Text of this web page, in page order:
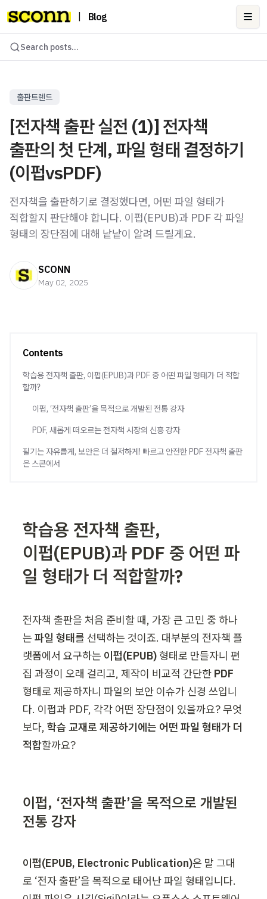
Blog
Search posts...
출판트렌드
[전자책 출판 실전 (1)] 전자책
출판의 첫 단계, 파일 형태 결정하기
(이펍vsPDF)
전자책을 출판하기로 결정했다면, 어떤 파일 형태가
적합할지 판단해야 합니다. 이펍(EPUB)과 PDF 각 파일
형태의 장단점에 대해 낱낱이 알려 드릴게요.
SCONN
May 02, 2025
Contents
학습용 전자책 출판, 이펍(EPUB)과 PDF 중 어떤 파일 형태가 더 적합
할까?
이펍, ‘전자책 출판’을 목적으로 개발된 전통 강자
PDF, 새롭게 떠오르는 전자책 시장의 신흥 강자
필기는 자유롭게, 보안은 더 철저하게! 빠르고 안전한 PDF 전자책 출판
은 스콘에서
학습용 전자책 출판,
이펍(EPUB)과 PDF 중 어떤 파
일 형태가 더 적합할까?
전자책 출판을 처음 준비할 때, 가장 큰 고민 중 하나
는 파일 형태를 선택하는 것이죠. 대부분의 전자책 플
랫폼에서 요구하는 이펍(EPUB) 형태로 만들자니 편
집 과정이 오래 걸리고, 제작이 비교적 간단한 PDF
형태로 제공하자니 파일의 보안 이슈가 신경 쓰입니
다. 이펍과 PDF, 각각 어떤 장단점이 있을까요? 무엇
보다, 학습 교재로 제공하기에는 어떤 파일 형태가 더
적합할까요?
이펍, ‘전자책 출판’을 목적으로 개발된
전통 강자
이펍(EPUB, Electronic Publication)은 말 그대
로 ‘전자 출판’을 목적으로 태어난 파일 형태입니다.